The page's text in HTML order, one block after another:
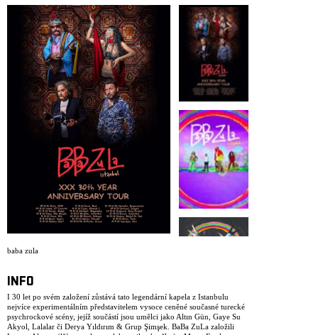
baba zula
INFO
I 30 let po svém založení zůstává tato legendární kapela z Istanbulu
nejvíce experimentálním představitelem vysoce ceněné současné turecké
psychrockové scény, jejíž součástí jsou umělci jako Altın Gün, Gaye Su
Akyol, Lalalar či Derya Yıldırım & Grup Şimşek. BaBa ZuLa založili